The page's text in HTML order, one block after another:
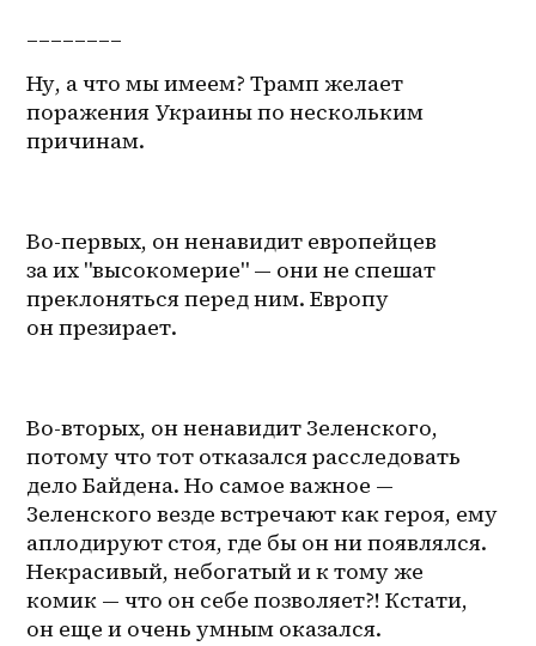
________
Ну, а что мы имеем? Трамп желает
поражения Украины по нескольким
причинам.
Во-первых, он ненавидит европейцев
за их "высокомерие" — они не спешат
преклоняться перед ним. Европу
он презирает.
Во-вторых, он ненавидит Зеленского,
потому что тот отказался расследовать
дело Байдена. Но самое важное —
Зеленского везде встречают как героя, ему
аплодируют стоя, где бы он ни появлялся.
Некрасивый, небогатый и к тому же
комик — что он себе позволяет?! Кстати,
он еще и очень умным оказался.